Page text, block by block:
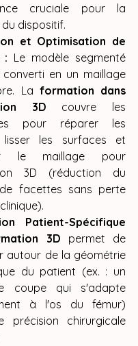
cruciale pour la
dispositif.
et Optimisation de
: Le modèle segmenté
en un maillage
La formation dans
3D couvre les
pour réparer les
lisser les surfaces et
le maillage pour
3D (réduction du
facettes sans perte
Patient-Spécifique
3D permet de
autour de la géométrie
du patient (ex. : un
coupe qui s'adapte
à l'os du fémur)
précision chirurgicale